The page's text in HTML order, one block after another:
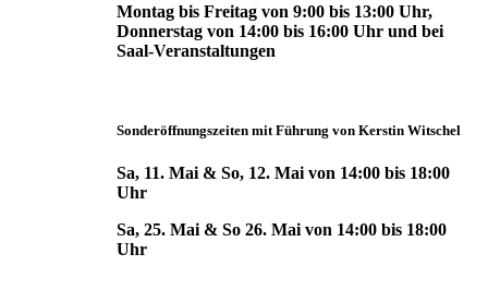
Montag bis Freitag von 9:00 bis 13:00 Uhr,
Donnerstag von 14:00 bis 16:00 Uhr und bei
Saal-Veranstaltungen
Sonderöffnungszeiten mit Führung von Kerstin Witschel
Sa, 11. Mai & So, 12. Mai von 14:00 bis 18:00
Uhr
Sa, 25. Mai & So 26. Mai von 14:00 bis 18:00
Uhr